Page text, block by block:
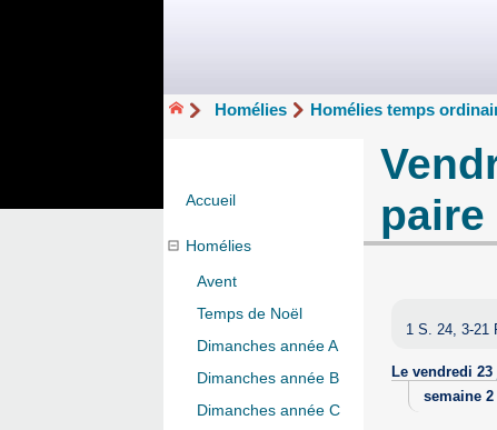
Homélies Homélies temps
paire
1 S. 24, 3-21
Le vendredi 23
semaine 2
Accueil
Homélies
Avent
Temps de Noël
Dimanches année A
Dimanches année B
Dimanches année C